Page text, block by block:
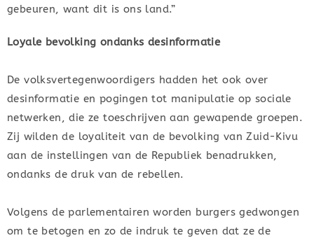
gebeuren, want dit is ons land.”
Loyale bevolking ondanks desinformatie
De volksvertegenwoordigers hadden het ook over
desinformatie en pogingen tot manipulatie op sociale
netwerken, die ze toeschrijven aan gewapende groepen.
Zij wilden de loyaliteit van de bevolking van Zuid-Kivu
aan de instellingen van de Republiek benadrukken,
ondanks de druk van de rebellen.
Volgens de parlementairen worden burgers gedwongen
om te betogen en zo de indruk te geven dat ze de